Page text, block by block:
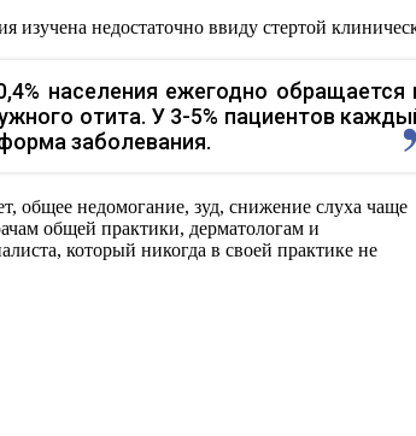
изучена недостаточно ввиду стертой
населения ежегодно обращается
отита. У 3-5% пациентов
заболевания.
общее недомогание, зуд, снижение слуха чаще
общей практики, дерматологам и
который никогда в своей практике не